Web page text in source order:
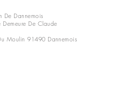
De Dannemois
Demeure De Claude
Moulin91490 Dannemois